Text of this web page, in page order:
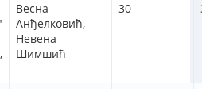
Весна
Анђелковић,
Невена
Шимшић
30